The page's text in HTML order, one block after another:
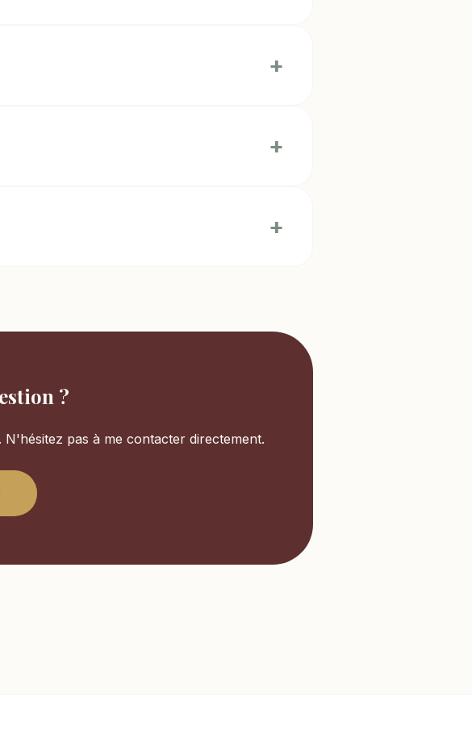
?
pas à me contacter directement.